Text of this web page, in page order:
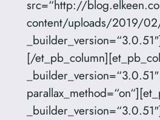
src=“http://
content/uploads/2019/
[/